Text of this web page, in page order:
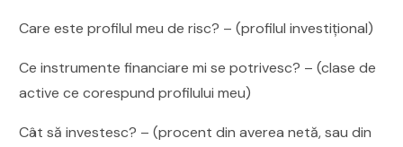
Care este profilul meu de risc? – (profilul investițional)
Ce instrumente financiare mi se potrivesc? – (clase de
active ce corespund profilului meu)
Cât să investesc? – (procent din averea netă, sau din